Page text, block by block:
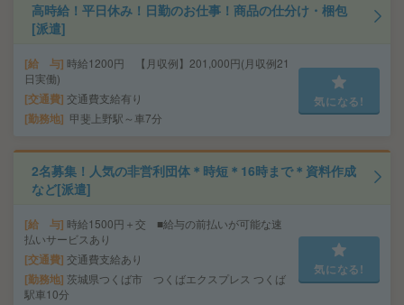
高時給！平日休み！日勤のお仕事！商品の仕分け・梱包
[派遣]
給 与 時給1200円 【月収例】201,000円(月収例21
日実働)
交通費 交通費支給有り
勤務地 甲斐上野駅～車7分
気になる!
2名募集！人気の非営利団体＊時短＊16時まで＊資料作成
など[派遣]
給 与 時給1500円＋交 ■給与の前払いが可能な速
払いサービスあり
交通費 交通費支給あり
勤務地 茨城県つくば市 つくばエクスプレス つくば
駅車10分
気になる!